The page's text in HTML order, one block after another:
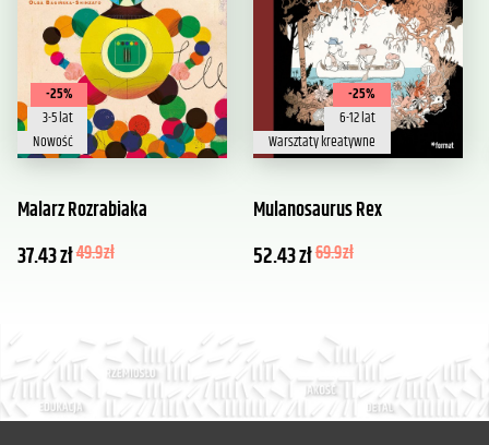
-25%
3-5 lat
Nowość
Malarz Rozrabiaka
37.43zł49.9zł
-25%
6-12 lat
Warsztaty kreatywne
Mulanosaurus Rex
52.43zł69.9zł